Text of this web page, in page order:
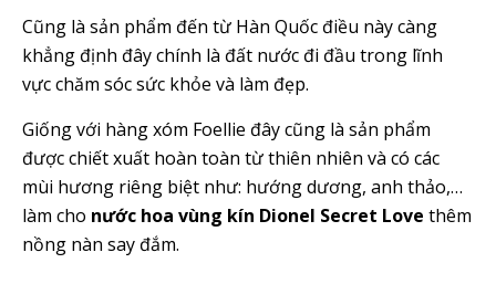
Cũng là sản phẩm đến từ Hàn Quốc điều này càng
khẳng định đây chính là đất nước đi đầu trong lĩnh
vực chăm sóc sức khỏe và làm đẹp.
Giống với hàng xóm Foellie đây cũng là sản phẩm
được chiết xuất hoàn toàn từ thiên nhiên và có các
mùi hương riêng biệt như: hướng dương, anh thảo,…
làm cho nước hoa vùng kín Dionel Secret Love thêm
nồng nàn say đắm.